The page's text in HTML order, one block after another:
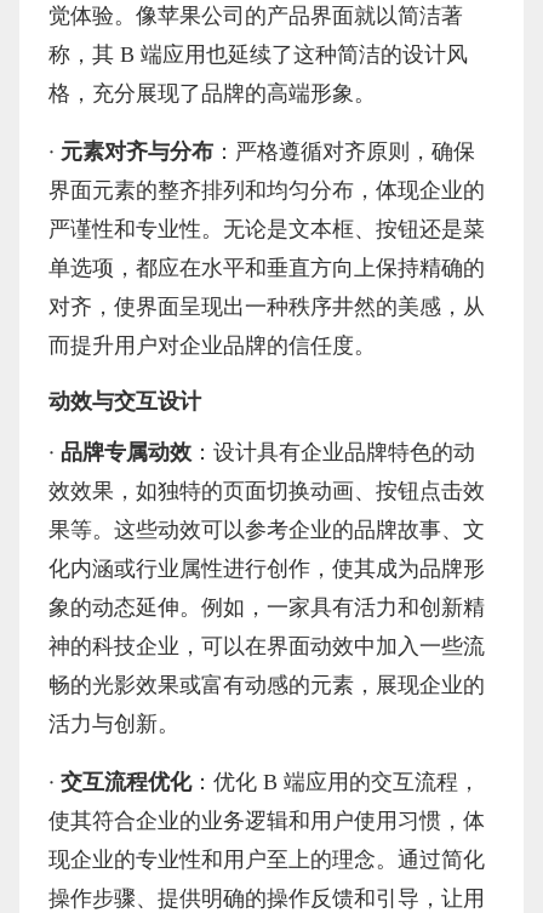
觉体验。像苹果公司的产品界面就以简洁著
称，其 B 端应用也延续了这种简洁的设计风
格，充分展现了品牌的高端形象。
· 元素对齐与分布 ：严格遵循对齐原则，确保
界面元素的整齐排列和均匀分布，体现企业的
严谨性和专业性。无论是文本框、按钮还是菜
单选项，都应在水平和垂直方向上保持精确的
对齐，使界面呈现出一种秩序井然的美感，从
而提升用户对企业品牌的信任度。
动效与交互设计
· 品牌专属动效 ：设计具有企业品牌特色的动
效效果，如独特的页面切换动画、按钮点击效
果等。这些动效可以参考企业的品牌故事、文
化内涵或行业属性进行创作，使其成为品牌形
象的动态延伸。例如，一家具有活力和创新精
神的科技企业，可以在界面动效中加入一些流
畅的光影效果或富有动感的元素，展现企业的
活力与创新。
· 交互流程优化：优化 B 端应用的交互流程，
使其符合企业的业务逻辑和用户使用习惯，体
现企业的专业性和用户至上的理念。通过简化
操作步骤、提供明确的操作反馈和引导，让用